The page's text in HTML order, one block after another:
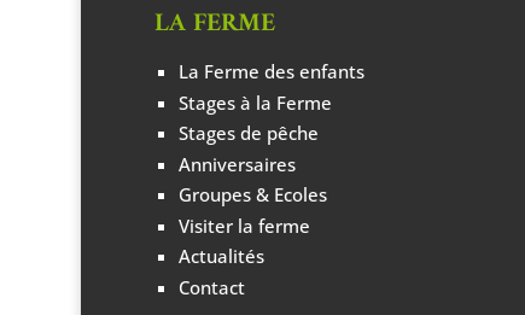
LA FERME
La Ferme des enfants
Stages à la Ferme
Stages de pêche
Anniversaires
Groupes & Ecoles
Visiter la ferme
Actualités
Contact